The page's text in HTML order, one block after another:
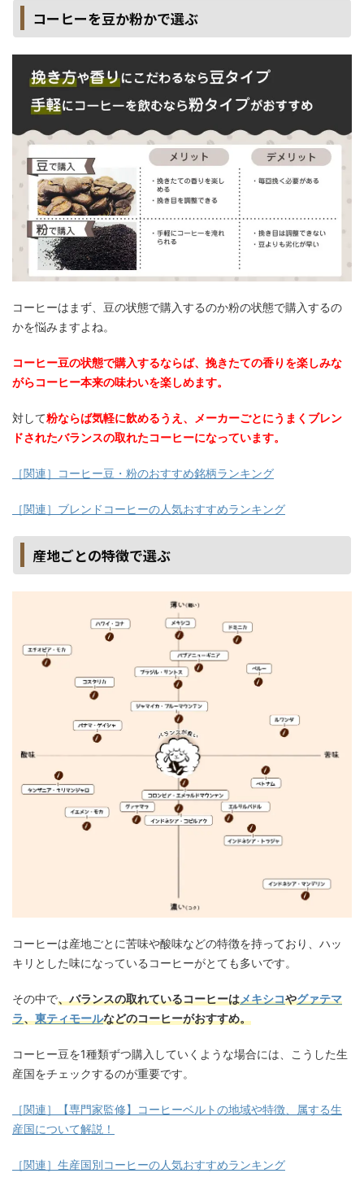
コーヒーを豆か粉かで選ぶ
コーヒーはまず、豆の状態で購入するのか粉の状態で購入するの
かを悩みますよね。
コーヒー豆の状態で購入するならば、挽きたての香りを楽しみな
がらコーヒー本来の味わいを楽しめます。
対して粉ならば気軽に飲めるうえ、メーカーごとにうまくブレン
ドされたバランスの取れたコーヒーになっています。
［関連］コーヒー豆・粉のおすすめ銘柄ランキング
［関連］ブレンドコーヒーの人気おすすめランキング
産地ごとの特徴で選ぶ
コーヒーは産地ごとに苦味や酸味などの特徴を持っており、ハッ
キリとした味になっているコーヒーがとても多いです。
その中で、バランスの取れているコーヒーはメキシコやグァテマ
ラ、東ティモールなどのコーヒーがおすすめ。
コーヒー豆を1種類ずつ購入していくような場合には、こうした生
産国をチェックするのが重要です。
［関連］【専門家監修】コーヒーベルトの地域や特徴、属する生
産国について解説！
［関連］生産国別コーヒーの人気おすすめランキング